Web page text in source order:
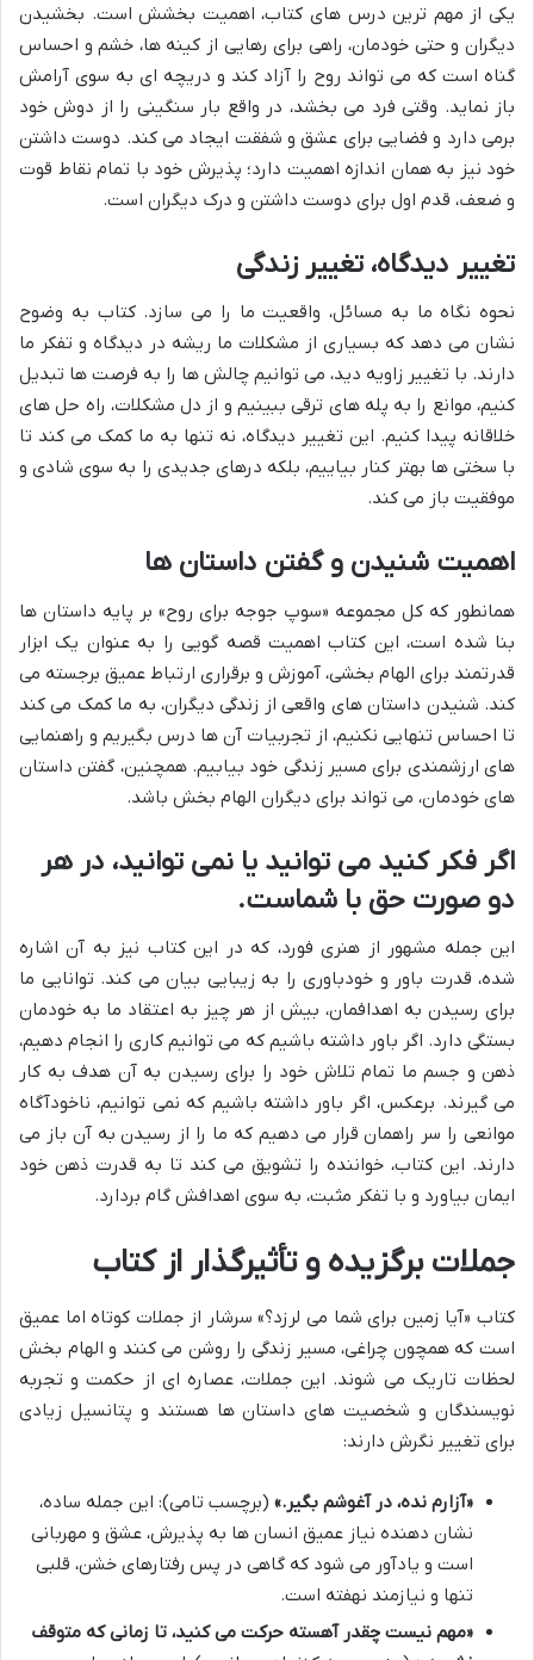
یکی از مهم ترین درس های کتاب، اهمیت بخشش است. بخشیدن
دیگران و حتی خودمان، راهی برای رهایی از کینه ها، خشم و احساس
گناه است که می تواند روح را آزاد کند و دریچه ای به سوی آرامش
باز نماید. وقتی فرد می بخشد، در واقع بار سنگینی را از دوش خود
برمی دارد و فضایی برای عشق و شفقت ایجاد می کند. دوست داشتن
خود نیز به همان اندازه اهمیت دارد؛ پذیرش خود با تمام نقاط قوت
و ضعف، قدم اول برای دوست داشتن و درک دیگران است.
تغییر دیدگاه، تغییر زندگی
نحوه نگاه ما به مسائل، واقعیت ما را می سازد. کتاب به وضوح
نشان می دهد که بسیاری از مشکلات ما ریشه در دیدگاه و تفکر ما
دارند. با تغییر زاویه دید، می توانیم چالش ها را به فرصت ها تبدیل
کنیم، موانع را به پله های ترقی ببینیم و از دل مشکلات، راه حل های
خلاقانه پیدا کنیم. این تغییر دیدگاه، نه تنها به ما کمک می کند تا
با سختی ها بهتر کنار بیاییم، بلکه درهای جدیدی را به سوی شادی و
موفقیت باز می کند.
اهمیت شنیدن و گفتن داستان ها
همانطور که کل مجموعه «سوپ جوجه برای روح» بر پایه داستان ها
بنا شده است، این کتاب اهمیت قصه گویی را به عنوان یک ابزار
قدرتمند برای الهام بخشی، آموزش و برقراری ارتباط عمیق برجسته می
کند. شنیدن داستان های واقعی از زندگی دیگران، به ما کمک می کند
تا احساس تنهایی نکنیم، از تجربیات آن ها درس بگیریم و راهنمایی
های ارزشمندی برای مسیر زندگی خود بیابیم. همچنین، گفتن داستان
های خودمان، می تواند برای دیگران الهام بخش باشد.
اگر فکر کنید می توانید یا نمی توانید، در هر
دو صورت حق با شماست.
این جمله مشهور از هنری فورد، که در این کتاب نیز به آن اشاره
شده، قدرت باور و خودباوری را به زیبایی بیان می کند. توانایی ما
برای رسیدن به اهدافمان، بیش از هر چیز به اعتقاد ما به خودمان
بستگی دارد. اگر باور داشته باشیم که می توانیم کاری را انجام دهیم،
ذهن و جسم ما تمام تلاش خود را برای رسیدن به آن هدف به کار
می گیرند. برعکس، اگر باور داشته باشیم که نمی توانیم، ناخودآگاه
موانعی را سر راهمان قرار می دهیم که ما را از رسیدن به آن باز می
دارند. این کتاب، خواننده را تشویق می کند تا به قدرت ذهن خود
ایمان بیاورد و با تفکر مثبت، به سوی اهدافش گام بردارد.
جملات برگزیده و تأثیرگذار از کتاب
کتاب «آیا زمین برای شما می لرزد؟» سرشار از جملات کوتاه اما عمیق
است که همچون چراغی، مسیر زندگی را روشن می کنند و الهام بخش
لحظات تاریک می شوند. این جملات، عصاره ای از حکمت و تجربه
نویسندگان و شخصیت های داستان ها هستند و پتانسیل زیادی
برای تغییر نگرش دارند:
«آزارم نده، در آغوشم بگیر.» (برچسب تامی): این جمله ساده،
نشان دهنده نیاز عمیق انسان ها به پذیرش، عشق و مهربانی
است و یادآور می شود که گاهی در پس رفتارهای خشن، قلبی
تنها و نیازمند نهفته است.
«مهم نیست چقدر آهسته حرکت می کنید، تا زمانی که متوقف